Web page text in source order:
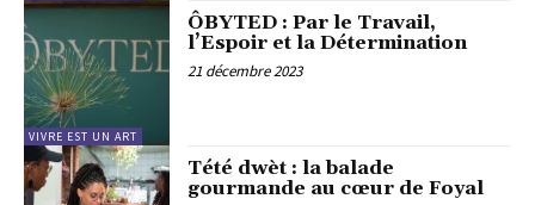
VIVRE EST UN ART
ÔBYTED : Par le Travail,
l’Espoir et la Détermination
21 décembre 2023
Tété dwèt : la balade
gourmande au cœur de Foyal